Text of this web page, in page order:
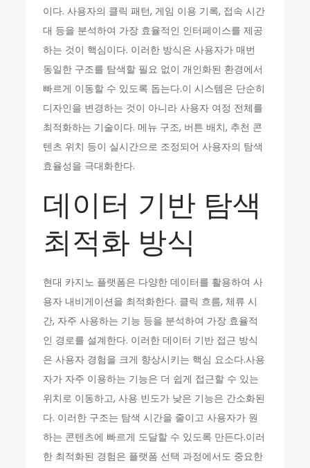
이다. 사용자의 클릭 패턴, 게임 이용 기록, 접속 시간
대 등을 분석하여 가장 효율적인 인터페이스를 제공
하는 것이 핵심이다. 이러한 방식은 사용자가 매번
동일한 구조를 탐색할 필요 없이 개인화된 환경에서
빠르게 이동할 수 있도록 돕는다.이 시스템은 단순히
디자인을 변경하는 것이 아니라 사용자 여정 전체를
최적화하는 기술이다. 메뉴 구조, 버튼 배치, 추천 콘
텐츠 위치 등이 실시간으로 조정되어 사용자의 탐색
효율성을 극대화한다.
데이터 기반 탐색
최적화 방식
현대 카지노 플랫폼은 다양한 데이터를 활용하여 사
용자 내비게이션을 최적화한다. 클릭 흐름, 체류 시
간, 자주 사용하는 기능 등을 분석하여 가장 효율적
인 경로를 설계한다. 이러한 데이터 기반 접근 방식
은 사용자 경험을 크게 향상시키는 핵심 요소다.사용
자가 자주 이용하는 기능은 더 쉽게 접근할 수 있는
위치로 이동하고, 사용 빈도가 낮은 기능은 간소화된
다. 이러한 구조는 탐색 시간을 줄이고 사용자가 원
하는 콘텐츠에 빠르게 도달할 수 있도록 만든다.이러
한 최적화된 경험은 플랫폼 선택 과정에서도 중요한